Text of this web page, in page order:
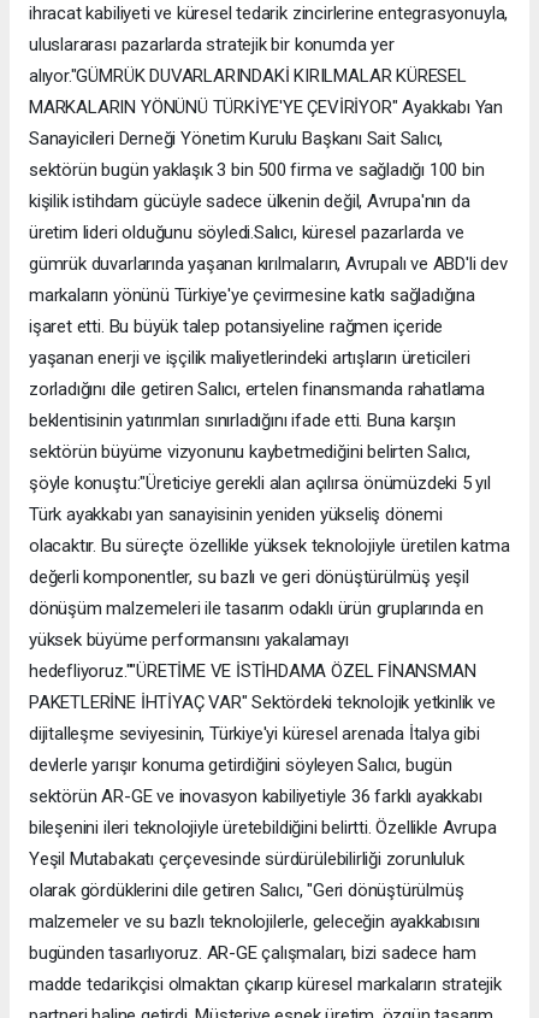
ihracat kabiliyeti ve küresel tedarik zincirlerine entegrasyonuyla,
uluslararası pazarlarda stratejik bir konumda yer
alıyor."GÜMRÜK DUVARLARINDAKİ KIRILMALAR KÜRESEL
MARKALARIN YÖNÜNÜ TÜRKİYE'YE ÇEVİRİYOR" Ayakkabı Yan
Sanayicileri Derneği Yönetim Kurulu Başkanı Sait Salıcı,
sektörün bugün yaklaşık 3 bin 500 firma ve sağladığı 100 bin
kişilik istihdam gücüyle sadece ülkenin değil, Avrupa'nın da
üretim lideri olduğunu söyledi.Salıcı, küresel pazarlarda ve
gümrük duvarlarında yaşanan kırılmaların, Avrupalı ve ABD'li dev
markaların yönünü Türkiye'ye çevirmesine katkı sağladığına
işaret etti. Bu büyük talep potansiyeline rağmen içeride
yaşanan enerji ve işçilik maliyetlerindeki artışların üreticileri
zorladığını dile getiren Salıcı, ertelen finansmanda rahatlama
beklentisinin yatırımları sınırladığını ifade etti. Buna karşın
sektörün büyüme vizyonunu kaybetmediğini belirten Salıcı,
şöyle konuştu:"Üreticiye gerekli alan açılırsa önümüzdeki 5 yıl
Türk ayakkabı yan sanayisinin yeniden yükseliş dönemi
olacaktır. Bu süreçte özellikle yüksek teknolojiyle üretilen katma
değerli komponentler, su bazlı ve geri dönüştürülmüş yeşil
dönüşüm malzemeleri ile tasarım odaklı ürün gruplarında en
yüksek büyüme performansını yakalamayı
hedefliyoruz.""ÜRETİME VE İSTİHDAMA ÖZEL FİNANSMAN
PAKETLERİNE İHTİYAÇ VAR" Sektördeki teknolojik yetkinlik ve
dijitalleşme seviyesinin, Türkiye'yi küresel arenada İtalya gibi
devlerle yarışır konuma getirdiğini söyleyen Salıcı, bugün
sektörün AR-GE ve inovasyon kabiliyetiyle 36 farklı ayakkabı
bileşenini ileri teknolojiyle üretebildiğini belirtti. Özellikle Avrupa
Yeşil Mutabakatı çerçevesinde sürdürülebilirliği zorunluluk
olarak gördüklerini dile getiren Salıcı, "Geri dönüştürülmüş
malzemeler ve su bazlı teknolojilerle, geleceğin ayakkabısını
bugünden tasarlıyoruz. AR-GE çalışmaları, bizi sadece ham
madde tedarikçisi olmaktan çıkarıp küresel markaların stratejik